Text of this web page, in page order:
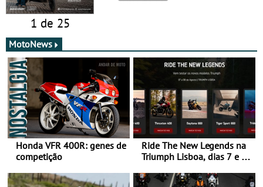
1 de 25
MotoNews
Honda VFR 400R: genes de
competição
Ride The New Legends na
Triumph Lisboa, dias 7 e 8